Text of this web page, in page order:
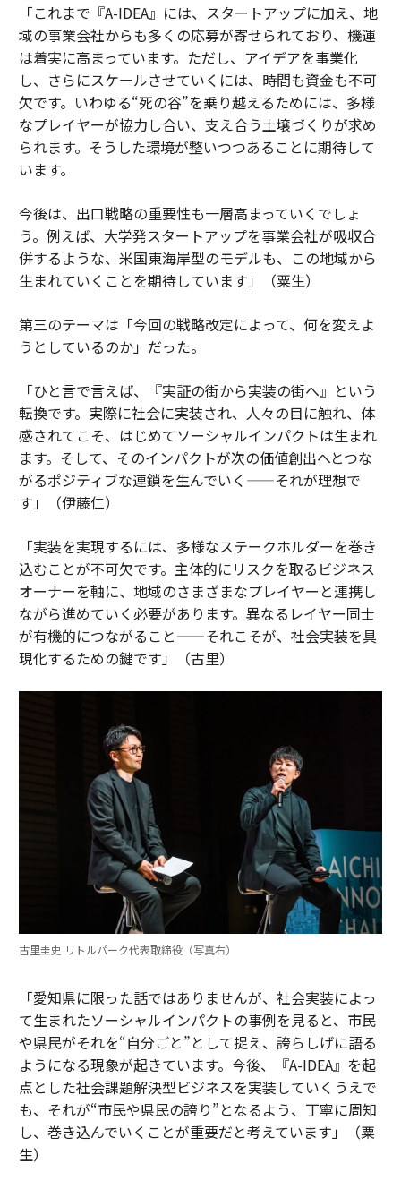
「これまで『A-IDEA』には、スタートアップに加え、地
域の事業会社からも多くの応募が寄せられており、機運
は着実に高まっています。ただし、アイデアを事業化
し、さらにスケールさせていくには、時間も資金も不可
欠です。いわゆる“死の谷”を乗り越えるためには、多様
なプレイヤーが協力し合い、支え合う土壌づくりが求め
られます。そうした環境が整いつつあることに期待して
います。
今後は、出口戦略の重要性も一層高まっていくでしょ
う。例えば、大学発スタートアップを事業会社が吸収合
併するような、米国東海岸型のモデルも、この地域から
生まれていくことを期待しています」（粟生）
第三のテーマは「今回の戦略改定によって、何を変えよ
うとしているのか」だった。
「ひと言で言えば、『実証の街から実装の街へ』という
転換です。実際に社会に実装され、人々の目に触れ、体
感されてこそ、はじめてソーシャルインパクトは生まれ
ます。そして、そのインパクトが次の価値創出へとつな
がるポジティブな連鎖を生んでいく——それが理想で
す」（伊藤仁）
「実装を実現するには、多様なステークホルダーを巻き
込むことが不可欠です。主体的にリスクを取るビジネス
オーナーを軸に、地域のさまざまなプレイヤーと連携し
ながら進めていく必要があります。異なるレイヤー同士
が有機的につながること——それこそが、社会実装を具
現化するための鍵です」（古里）
古里圭史 リトルパーク代表取締役（写真右）
「愛知県に限った話ではありませんが、社会実装によっ
て生まれたソーシャルインパクトの事例を見ると、市民
や県民がそれを“自分ごと”として捉え、誇らしげに語る
ようになる現象が起きています。今後、『A-IDEA』を起
点とした社会課題解決型ビジネスを実装していくうえで
も、それが“市民や県民の誇り”となるよう、丁寧に周知
し、巻き込んでいくことが重要だと考えています」（粟
生）